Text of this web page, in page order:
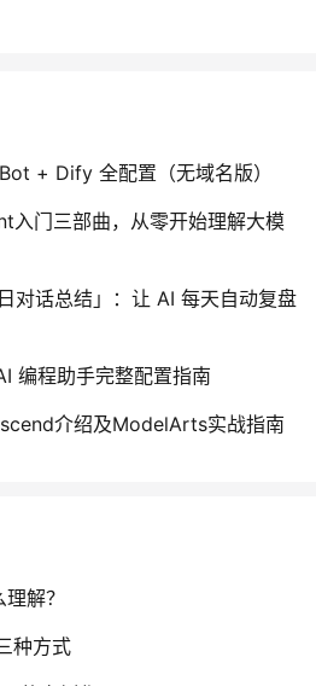
+ Dify 全配置（无域名版）
入门三部曲，从零开始理解大模
对话总结」：让 AI 每天自动复盘
编程助手完整配置指南
介绍及ModelArts实战指南
解？
种方式